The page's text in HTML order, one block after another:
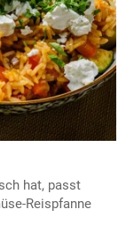
hat, passt
Reispfanne